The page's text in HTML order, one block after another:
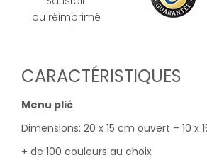
ou réimprimé
CARACTÉRISTIQUES
Menu plié
Dimensions: 20 x 15 cm ouvert – 10 x
+ de 100 couleurs au choix